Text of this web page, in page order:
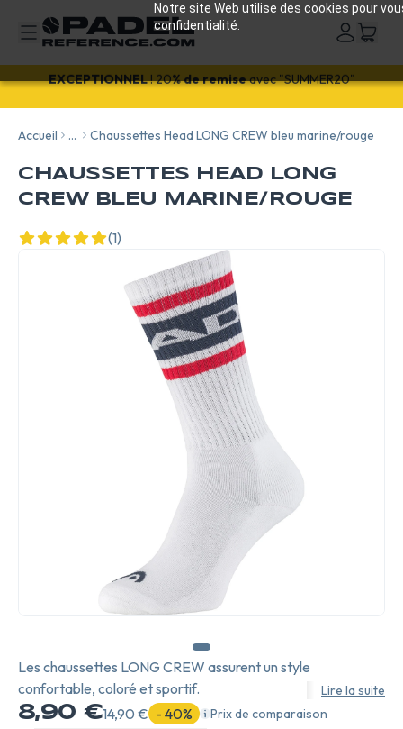
Notre site Web utilise des cookies pour
confidentialité.
EXCEPTIONNEL! 20% de remiseavec "SUMMER20"
Accueil ... Chaussettes Head LONG CREW bleu marine/rouge
CHAUSSETTES HEAD LONG
CREW BLEU MARINE/ROUGE
(1)
Les chaussettes LONG CREW assurent un style
confortable, coloré et sportif.
Lire la suite
8,90 €14,90 € - 40% Prix de comparaison